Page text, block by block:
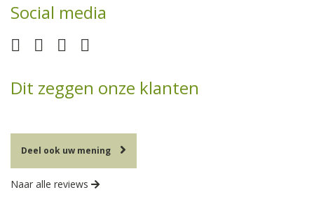
Social media
Dit zeggen onze klanten
Deel ook uw mening
Naar alle reviews